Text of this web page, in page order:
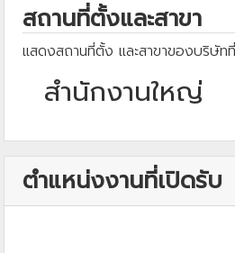
สถานที่ตั้งและสาขา
แสดงสถานที่ตั้ง และสาขาของบริษัท
สำนักงานใหญ่
ตำแหน่งงานที่เปิดรับ